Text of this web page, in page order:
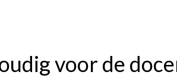
voor de